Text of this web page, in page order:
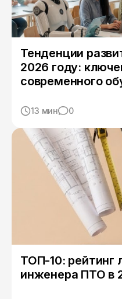
Тенденции
2026 году:
современного
13 мин 0
ТОП-10: рейтинг
инженера ПТО в